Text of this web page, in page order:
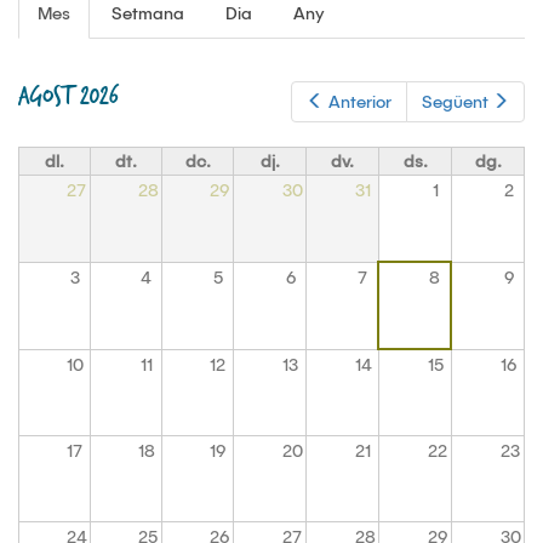
PRIMÀRIES
Mes (pestanya
activa)
Setmana Dia Any
Anterior Següent
AGOST 2026
dl. dt. dc. dj. dv. ds.
dg.
27
28 29 30 31 1 2
3 4 5 6 7 8 9
10 11 12 13 14 15 16
17 18 19 20 21 22 23
24 25 26 27 28 29 30